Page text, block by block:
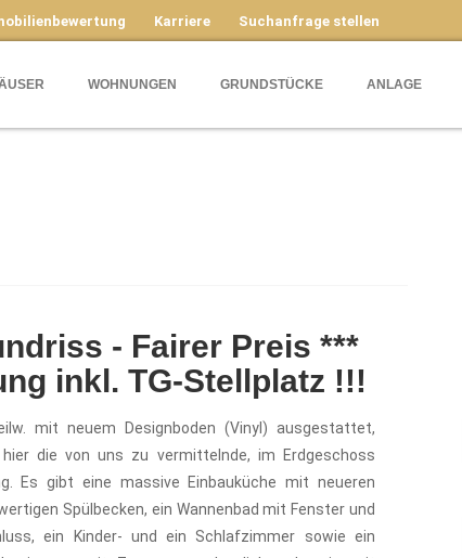
Karriere Suchanfrage stellen
WOHNUNGEN GRUNDSTÜCKE ANLAGE
- Fairer Preis ***
inkl. TG-Stellplatz !!!
mit neuem Designboden (Vinyl) ausgestattet,
die von uns zu vermittelnde, im Erdgeschoss
Es gibt eine massive Einbauküche mit neueren
Spülbecken, ein Wannenbad mit Fenster und
ein Kinder- und ein Schlafzimmer sowie ein